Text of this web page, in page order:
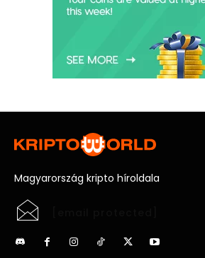
Magyarország kripto híroldala